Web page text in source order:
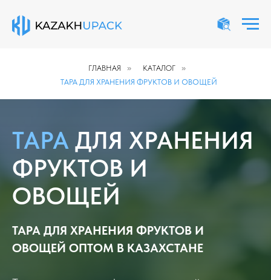
ГЛАВНАЯ » КАТАЛОГ
»
ТАРА ДЛЯ ХРАНЕНИЯ ФРУКТОВ И ОВОЩЕЙ
ТАРА ДЛЯ ХРАНЕНИЯ
ФРУКТОВ И
ОВОЩЕЙ
ТАРА ДЛЯ ХРАНЕНИЯ ФРУКТОВ И
ОВОЩЕЙ ОПТОМ В КАЗАХСТАНЕ